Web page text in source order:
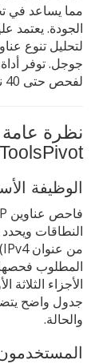
مما يساعد في
الجودة. يعتمد
لفحص حتى 40 نطاقًا في المرة الواحدة.
ToolsPivot
الوظيفة
الأجزاء
والحالة.